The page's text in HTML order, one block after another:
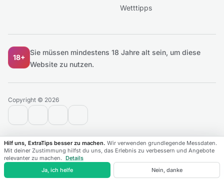
Spiele
Wetttipps
18+
Sie müssen mindestens 18 Jahre alt sein, um diese
Website zu nutzen.
contact@extratips.com
youtubetwitter reddit
Copyright © 2026
Hilf uns, ExtraTips besser zu machen. Wir verwenden grundlegende Messdaten.
Mit deiner Zustimmung hilfst du uns, das Erlebnis zu verbessern und Angebote
relevanter zu machen. Details
Ja, ich helfe
Nein, danke